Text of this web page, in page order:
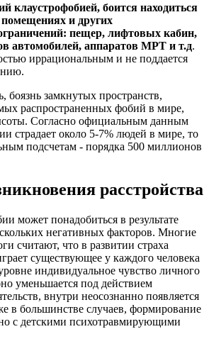
клаустрофобией, боится находиться
и других
пещер, лифтовых кабин,
автомобилей, аппаратов МРТ и т.д.
иррациональным и не поддается
боязнь замкнутых пространств,
распространенных фобий в мире,
Согласно официальным данным
страдает около 5-7% людей в мире, то
подсчетам - порядка 500 миллионов
расстройства
может понадобиться в результате
негативных факторов. Многие
считают, что в развитии страха
существующее у каждого человека
индивидуальное чувство личного
уменьшается под действием
внутри неосознанно появляется
в большинстве случаев, формирование
с детскими психотравмирующими